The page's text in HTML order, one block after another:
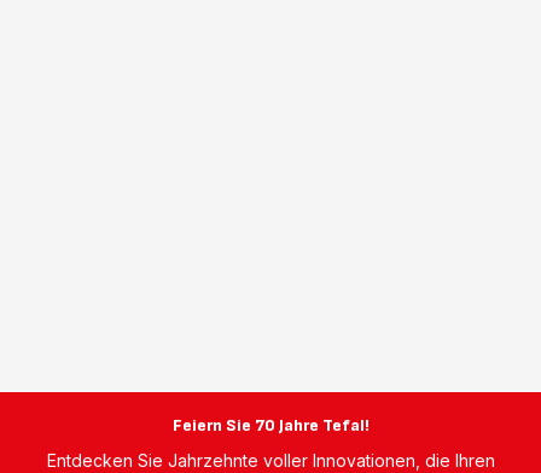
Feiern Sie 70 Jahre Tefal!
Entdecken Sie Jahrzehnte voller Innovationen, die Ihren